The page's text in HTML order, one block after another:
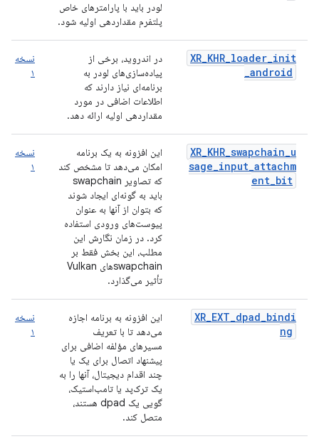
لودر باید با پارامترهای خاص
پلتفرم مقداردهی اولیه شود.
XR_KHR_loader_init
_android
در اندروید، برخی از
پیاده‌سازی‌های لودر به
برنامه‌ای نیاز دارند که
اطلاعات اضافی در مورد
مقداردهی اولیه ارائه دهد.
نسخه
۱
XR_KHR_swapchain_u
sage_input_attachm
ent_bit
این افزونه به یک برنامه
امکان می‌دهد تا مشخص کند
که تصاویر swapchain
باید به گونه‌ای ایجاد شوند
که بتوان از آنها به عنوان
پیوست‌های ورودی استفاده
کرد. در زمان نگارش این
مطلب، این بخش فقط بر
swapchainهای Vulkan
تأثیر می‌گذارد.
نسخه
۱
XR_EXT_dpad_bindi
ng
این افزونه به برنامه اجازه
می‌دهد تا با تعریف
مسیرهای مؤلفه اضافی برای
پیشنهاد اتصال برای یک یا
چند اقدام دیجیتال، آنها را به
یک ترک‌پد یا تامب‌استیک،
گویی یک dpad هستند،
متصل کند.
نسخه
۱